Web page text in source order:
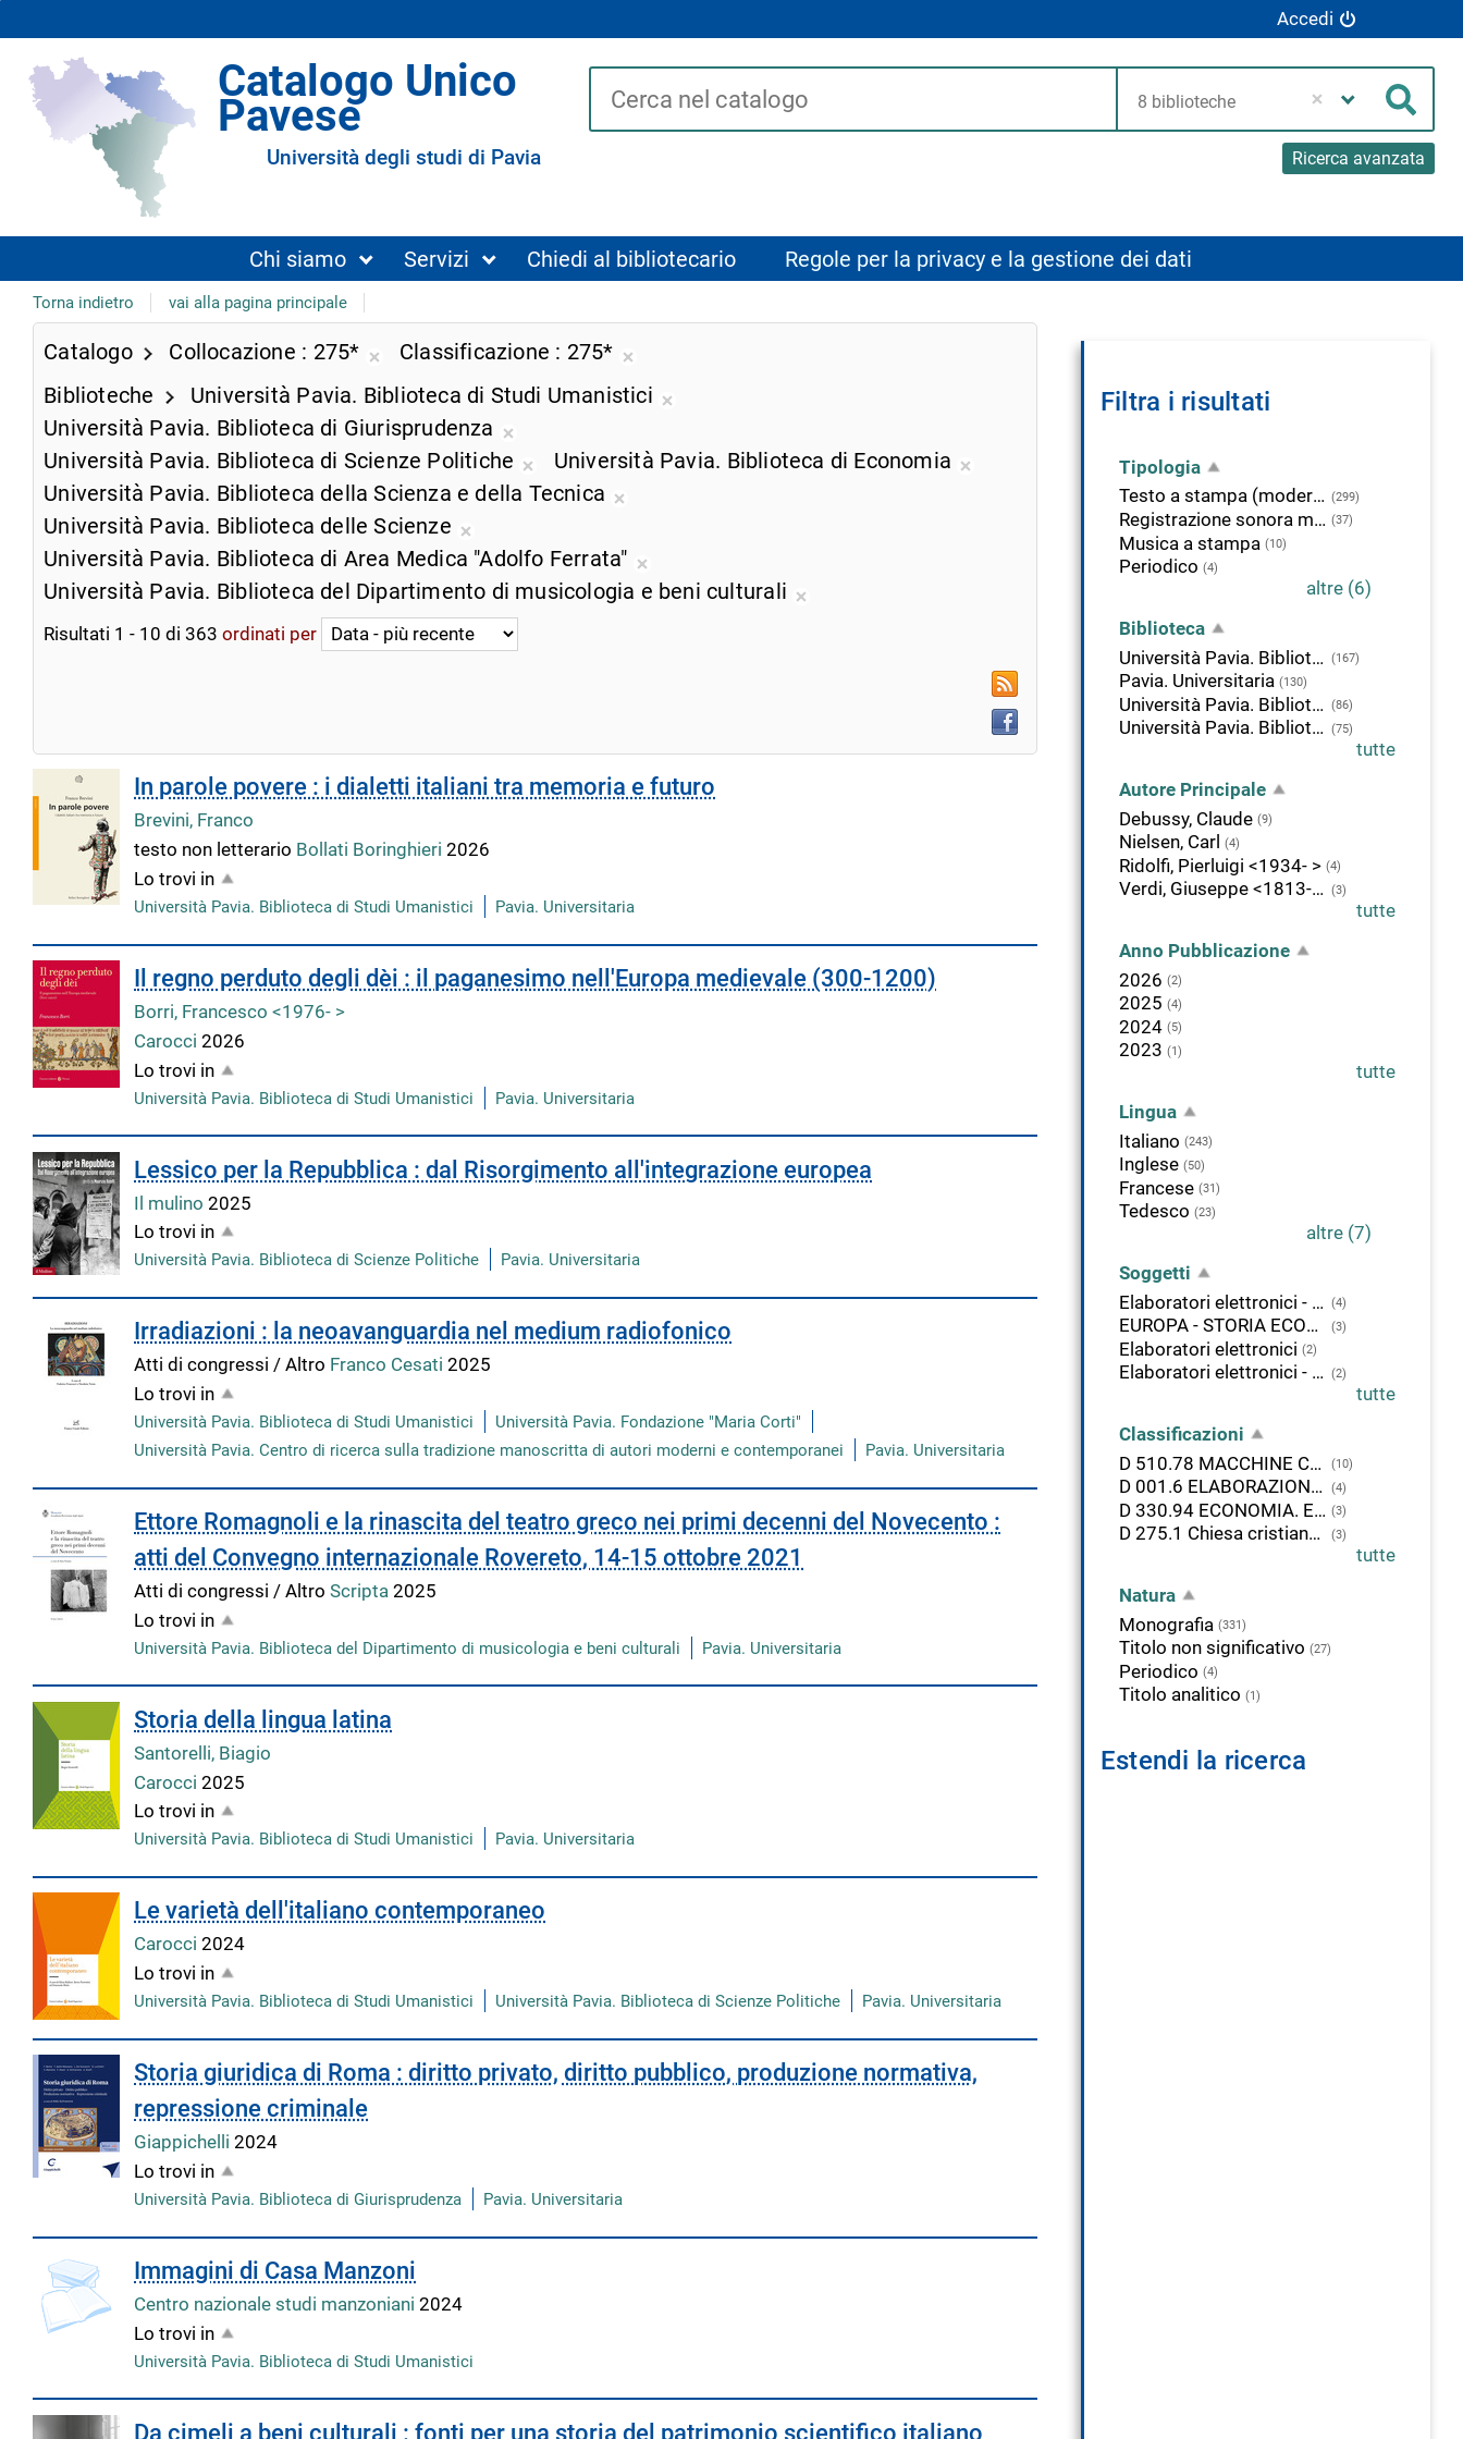
Accedi
Catalogo Unico
Pavese
Università degli studi di Pavia
Cerca su "Catalogo"
Cerca
Ricerca avanzata
Chi siamo Servizi Chiedi al bibliotecario Regole per la privacy e la gestione dei dati
Torna indietro vai alla pagina principale
Catalogo Collocazione
275*
dalla
ricerca
corrente
Classificazione
275*
dalla
corrente
Biblioteche
Università Pavia. Biblioteca di Studi Umanistici
ricerca
Università Pavia. Biblioteca di Giurisprudenza
Rimuovi
dalla
ricerca
Università Pavia. Biblioteca di Scienze Politiche
Rimuovi
dalla
corrente
Università Pavia. Biblioteca di Economia
Università Pavia. Biblioteca della Scienza e della Tecnica
ricerca
corrente
Università Pavia. Biblioteca delle Scienze
Rimuovi
dalla
ricerca
corrente
Università Pavia. Biblioteca di Area Medica "Adolfo Ferrata"
Rimuovi
dalla
Università Pavia. Biblioteca del Dipartimento di musicologia e beni culturali
Risultati 1 - 10 di363 ordinati per
RSS
Facebook
In parole povere : i dialetti italiani tra memoria e futuro
Brevini, Franco
testo non letterario Bollati Boringhieri2026
Lo trovi in
Università Pavia. Biblioteca di Studi Umanistici Pavia. Universitaria
Il regno perduto degli dèi : il paganesimo nell'Europa medievale (300-1200)
Borri, Francesco <1976- >
Carocci2026
Lo trovi in
Università Pavia. Biblioteca di Studi Umanistici Pavia. Universitaria
Lessico per la Repubblica : dal Risorgimento all'integrazione europea
Il mulino2025
Lo trovi in
Università Pavia. Biblioteca di Scienze Politiche Pavia. Universitaria
Irradiazioni : la neoavanguardia nel medium radiofonico
Atti di congressi / Altro Franco Cesati2025
Lo trovi in
Università Pavia. Biblioteca di Studi Umanistici
Università Pavia. Fondazione "Maria Corti"
Università Pavia. Centro di ricerca sulla tradizione manoscritta di autori moderni e contemporanei
Pavia. Universitaria
Ettore Romagnoli e la rinascita del teatro greco nei primi decenni del Novecento :
atti del Convegno internazionale Rovereto, 14-15 ottobre 2021
Atti di congressi / AltroScripta2025
Lo trovi in
Università Pavia. Biblioteca del Dipartimento di musicologia e beni culturali Pavia. Universitaria
Storia della lingua latina
Santorelli, Biagio
Carocci2025
Lo trovi in
Università Pavia. Biblioteca di Studi Umanistici Pavia. Universitaria
Le varietà dell'italiano contemporaneo
Carocci2024
Lo trovi in
Università Pavia. Biblioteca di Studi Umanistici Università Pavia. Biblioteca di Scienze Politiche Pavia. Universitaria
Storia giuridica di Roma : diritto privato, diritto pubblico, produzione normativa,
repressione criminale
Giappichelli2024
Lo trovi in
Università Pavia. Biblioteca di Giurisprudenza Pavia. Universitaria
Immagini di Casa Manzoni
Centro nazionale studi manzoniani2024
Lo trovi in
Università Pavia. Biblioteca di Studi Umanistici
Da cimeli a beni culturali : fonti per una storia del patrimonio scientifico italiano
Filtra i risultati
Tipologia
Testo a stampa (moderno) (299)
Registrazione sonora musicale (37)
Musica a stampa (10)
Periodico (4)
altre (6)
Biblioteca
Università Pavia. Biblioteca di Studi Umanistici
(167)
Pavia. Universitaria (130)
Università Pavia. Biblioteca di Economia (86)
Università Pavia. Biblioteca del Dipartimento di musicologia e beni culturali (75)
tutte
Autore Principale
Debussy, Claude (9)
Nielsen, Carl (4)
Ridolfi, Pierluigi <1934- > (4)
Verdi, Giuseppe <1813-1901> (3)
tutte
Anno Pubblicazione
2026 (2)
2025 (4)
2024 (5)
2023 (1)
tutte
Lingua
Italiano (243)
Inglese (50)
Francese (31)
Tedesco (23)
altre (7)
Soggetti
Elaboratori elettronici - Programmazione - Linguaggio Fortran
(4)
EUROPA - STORIA ECONOMICA - SEC. 19.-20. (3)
Elaboratori elettronici (2)
Elaboratori elettronici - Programmazione (2)
tutte
Classificazioni
D 510.78 MACCHINE CALCOLATRICI
(10)
D 001.6 ELABORAZIONE DEI DATI (4)
D 330.94 ECONOMIA. Europa (3)
D 275.1 Chiesa cristiana in Asia. Cina (3)
tutte
Natura
Monografia (331)
Titolo non significativo (27)
Periodico (4)
Titolo analitico (1)
Estendi la ricerca